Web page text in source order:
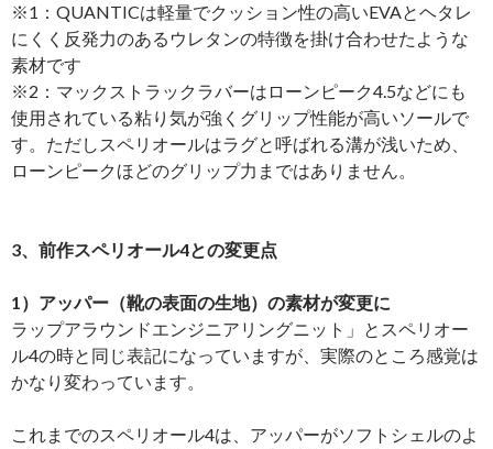
※1：QUANTICは軽量でクッション性の高いEVAとヘタレ
にくく反発力のあるウレタンの特徴を掛け合わせたような
素材です
※2：マックストラックラバーはローンピーク4.5などにも
使用されている粘り気が強くグリップ性能が高いソールで
す。ただしスペリオールはラグと呼ばれる溝が浅いため、
ローンピークほどのグリップ力まではありません。
3、前作スペリオール4との変更点
1）アッパー（靴の表面の生地）の素材が変更に
ラップアラウンドエンジニアリングニット」とスペリオー
ル4の時と同じ表記になっていますが、実際のところ感覚は
かなり変わっています。
これまでのスペリオール4は、アッパーがソフトシェルのよ